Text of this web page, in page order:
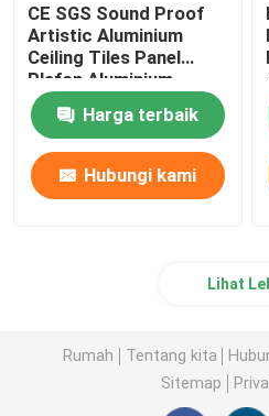
CE SGS Sound Proof
Artistic Aluminium
Ceiling Tiles Panel
Plafon Aluminium
Berlubang Unik
Harga terbaik
Hubungi kami
Lihat
Rumah Tentang kita
Sitemap